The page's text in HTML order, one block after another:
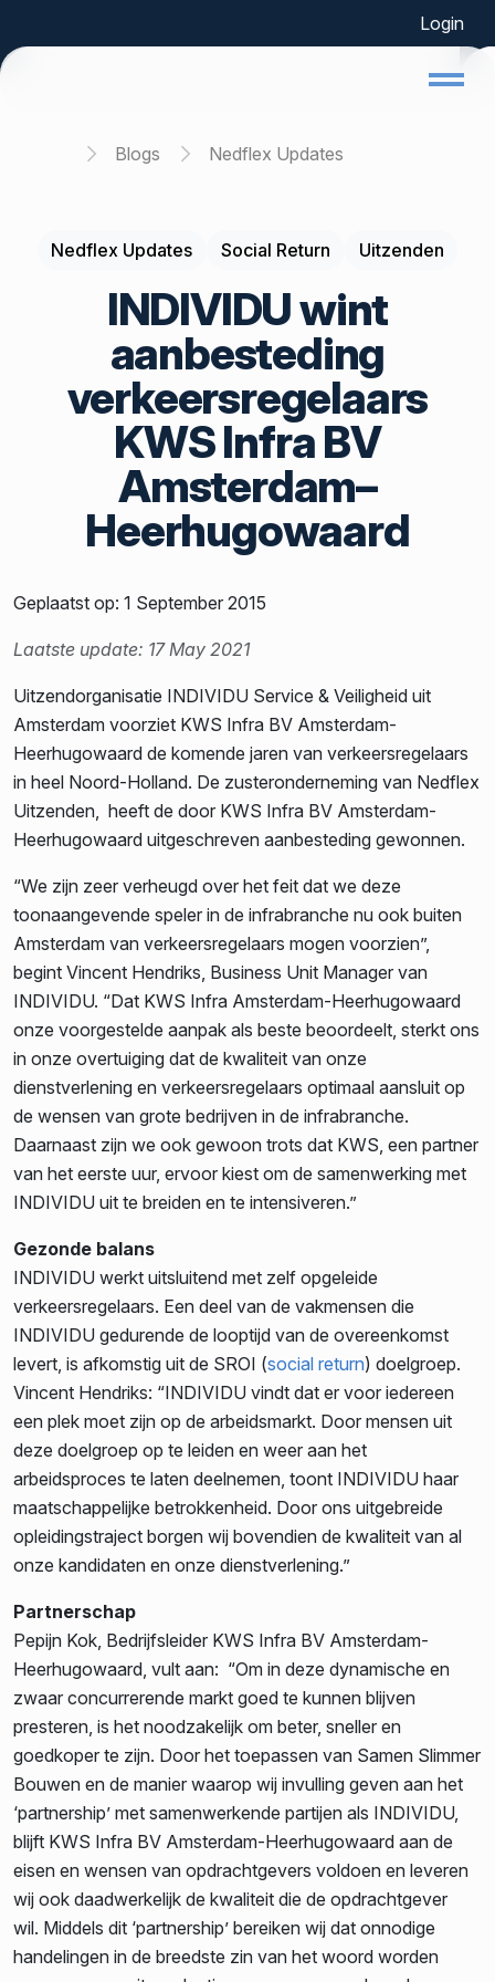
Login
Home Blogs Nedflex Updates
Nedflex Updates Social Return Uitzenden
INDIVIDU wint
aanbesteding
verkeersregelaars
KWS Infra BV
Amsterdam–
Heerhugowaard
Geplaatst op: 1 September 2015
Laatste update: 17 May 2021
Uitzendorganisatie INDIVIDU Service & Veiligheid uit
Amsterdam voorziet KWS Infra BV Amsterdam-
Heerhugowaard de komende jaren van verkeersregelaars
in heel Noord-Holland. De zusteronderneming van Nedflex
Uitzenden, heeft de door KWS Infra BV Amsterdam-
Heerhugowaard uitgeschreven aanbesteding gewonnen.
“We zijn zeer verheugd over het feit dat we deze
toonaangevende speler in de infrabranche nu ook buiten
Amsterdam van verkeersregelaars mogen voorzien”,
begint Vincent Hendriks, Business Unit Manager van
INDIVIDU. “Dat KWS Infra Amsterdam-Heerhugowaard
onze voorgestelde aanpak als beste beoordeelt, sterkt ons
in onze overtuiging dat de kwaliteit van onze
dienstverlening en verkeersregelaars optimaal aansluit op
de wensen van grote bedrijven in de infrabranche.
Daarnaast zijn we ook gewoon trots dat KWS, een partner
van het eerste uur, ervoor kiest om de samenwerking met
INDIVIDU uit te breiden en te intensiveren.”
Gezonde balans
INDIVIDU werkt uitsluitend met zelf opgeleide
verkeersregelaars. Een deel van de vakmensen die
INDIVIDU gedurende de looptijd van de overeenkomst
levert, is afkomstig uit de SROI (social return) doelgroep.
Vincent Hendriks: “INDIVIDU vindt dat er voor iedereen
een plek moet zijn op de arbeidsmarkt. Door mensen uit
deze doelgroep op te leiden en weer aan het
arbeidsproces te laten deelnemen, toont INDIVIDU haar
maatschappelijke betrokkenheid. Door ons uitgebreide
opleidingstraject borgen wij bovendien de kwaliteit van al
onze kandidaten en onze dienstverlening.”
Partnerschap
Pepijn Kok, Bedrijfsleider KWS Infra BV Amsterdam-
Heerhugowaard, vult aan: “Om in deze dynamische en
zwaar concurrerende markt goed te kunnen blijven
presteren, is het noodzakelijk om beter, sneller en
goedkoper te zijn. Door het toepassen van Samen Slimmer
Bouwen en de manier waarop wij invulling geven aan het
‘partnership’ met samenwerkende partijen als INDIVIDU,
blijft KWS Infra BV Amsterdam-Heerhugowaard aan de
eisen en wensen van opdrachtgevers voldoen en leveren
wij ook daadwerkelijk de kwaliteit die de opdrachtgever
wil. Middels dit ‘partnership’ bereiken wij dat onnodige
handelingen in de breedste zin van het woord worden